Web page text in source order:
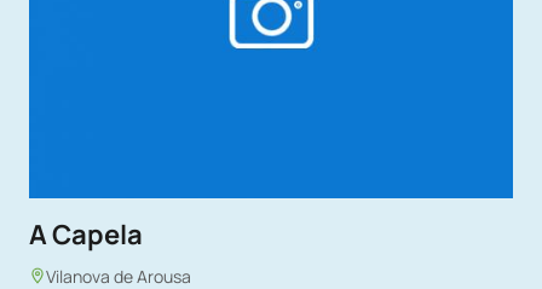
A Capela
Vilanova de Arousa